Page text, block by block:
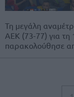
Τη μεγάλη
ΑΕΚ (73-77) για τη
παρακολούθησε